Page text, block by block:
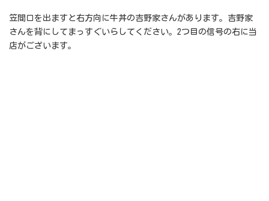
笠間口を出ますと右方向に牛丼の吉野家さんがあります。吉野家
さんを背にしてまっすぐいらしてください。2つ目の信号の右に当
店がございます。